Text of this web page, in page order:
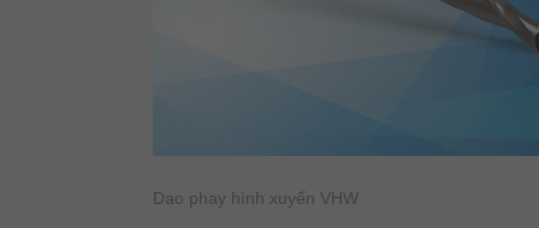
Dao phay hình xuyến VHW